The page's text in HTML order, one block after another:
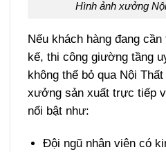
Hình ảnh xưởng
Nếu khách hàng đang
kế, thi công giường tầng
không thể bỏ qua Nội
xưởng sản xuất trực tiếp
nổi bật như:
Đội ngũ nhân viên có